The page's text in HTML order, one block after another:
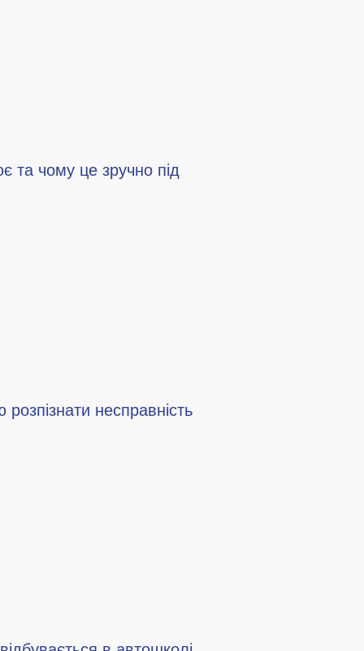
та чому це зручно під
несправність